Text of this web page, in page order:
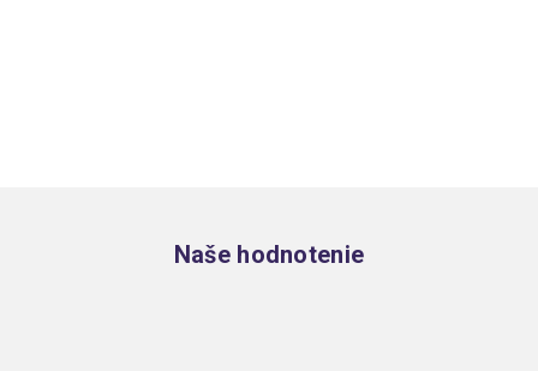
Naše hodnotenie